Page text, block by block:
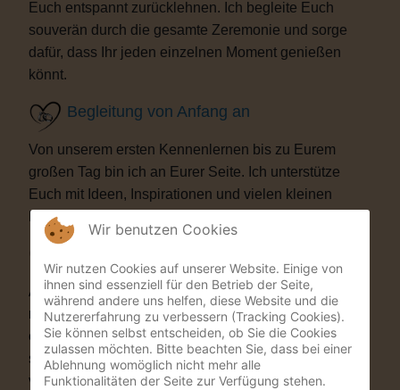
Euch entspannt zurücklehnen. Ich begleite Euch
souverän durch die gesamte Zeremonie und sorge
dafür, dass Ihr jeden einzelnen Moment genießen
könnt.
Begleitung von Anfang an
Von unserem ersten Kennenlernen bis zu Eurem
großen Tag bin ich an Eurer Seite. Ich unterstütze
Euch mit Ideen, Inspirationen und vielen kleinen
Details, die Eure Trauung besonders machen.
Auf Wunsch bereichere ich Eure Zeremonie mit
musikalischen oder künstlerischen Elementen. Als
ehemaliger Musicaldarsteller und Sänger entstehen
so Momente, die Eure Gäste garantiert nicht
vergessen werden.
Wir benutzen Cookies
Wir nutzen Cookies auf unserer Website. Einige von
ihnen sind essenziell für den Betrieb der Seite,
während andere uns helfen, diese Website und die
Nutzererfahrung zu verbessern (Tracking Cookies).
Sie können selbst entscheiden, ob Sie die Cookies
zulassen möchten. Bitte beachten Sie, dass bei einer
Ablehnung womöglich nicht mehr alle
Funktionalitäten der Seite zur Verfügung stehen.